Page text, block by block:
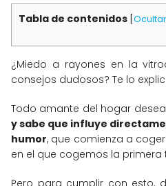
Tabla de contenidos Ocultar
¿Miedo a rayones en la
consejos dudosos? Te lo
Todo amante del hogar desea
y sabe que influye
humor, que comienza a
en el que cogemos la primera